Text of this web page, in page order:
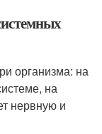
организма: на
на
нервную и